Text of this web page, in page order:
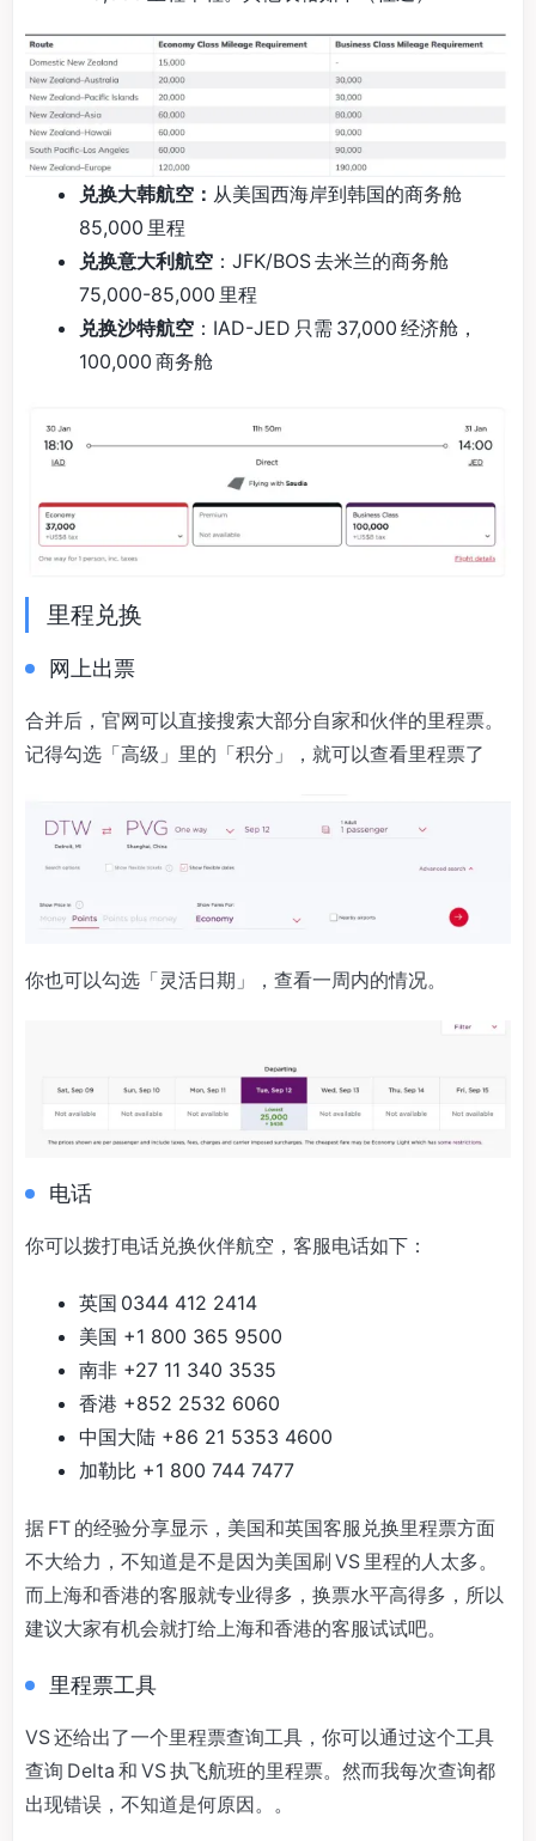
兑换大韩航空： 从美国西海岸到韩国的商务舱
85,000 里程
兑换意大利航空 ：JFK/BOS 去米兰的商务舱
75,000-85,000 里程
兑换沙特航空 ：IAD-JED 只需 37,000 经济舱，
100,000 商务舱
里程兑换
网上出票
合并后，官网可以直接搜索大部分自家和伙伴的里程票。
记得勾选「高级」里的「积分」，就可以查看里程票了
你也可以勾选「灵活日期」，查看一周内的情况。
电话
你可以拨打电话兑换伙伴航空，客服电话如下：
英国 0344 412 2414
美国 +1 800 365 9500
南非 +27 11 340 3535
香港 +852 2532 6060
中国大陆 +86 21 5353 4600
加勒比 +1 800 744 7477
据 FT 的经验分享显示，美国和英国客服兑换里程票方面
不大给力，不知道是不是因为美国刷 VS 里程的人太多。
而上海和香港的客服就专业得多，换票水平高得多，所以
建议大家有机会就打给上海和香港的客服试试吧。
里程票工具
VS 还给出了一个里程票查询工具，你可以通过这个工具
查询 Delta 和 VS 执飞航班的里程票。然而我每次查询都
出现错误，不知道是何原因。。